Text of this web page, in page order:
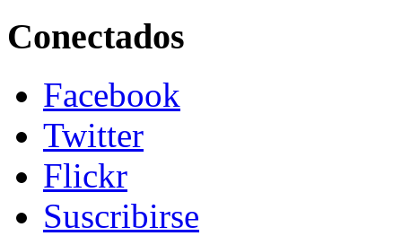
Conectados
Facebook
Twitter
Flickr
Suscribirse